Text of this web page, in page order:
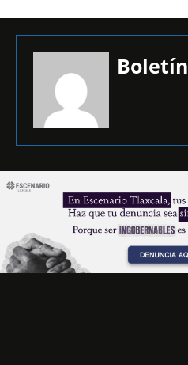
Boletín